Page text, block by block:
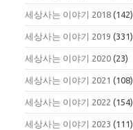
세상사는 이야기 2018 (142)
세상사는 이야기 2019 (331)
세상사는 이야기 2020 (23)
세상사는 이야기 2021 (108)
세상사는 이야기 2022 (154)
세상사는 이야기 2023 (111)